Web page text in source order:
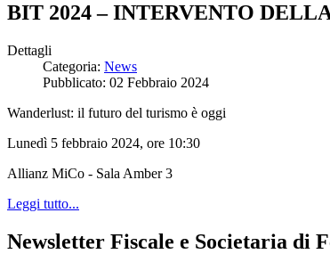
BIT 2024 – INTERVENTO
Dettagli
Categoria: News
Pubblicato: 02 Febbraio 2024
Wanderlust: il futuro del turismo è oggi
Lunedì 5 febbraio 2024, ore 10:30
Allianz MiCo - Sala Amber 3
Leggi tutto...
Newsletter Fiscale e Societaria di